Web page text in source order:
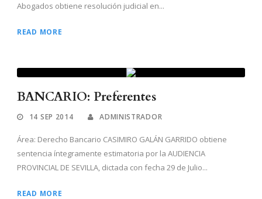
Abogados obtiene resolución judicial en...
READ MORE
BANCARIO: Preferentes
14 SEP 2014 ADMINISTRADOR
Área: Derecho Bancario CASIMIRO GALÁN GARRIDO obtiene
sentencia íntegramente estimatoria por la AUDIENCIA
PROVINCIAL DE SEVILLA, dictada con fecha 29 de Julio...
READ MORE